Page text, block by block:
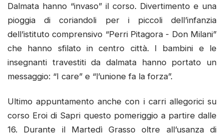
Dalmata hanno “invaso” il corso. Divertimento e una
pioggia di coriandoli per i piccoli dell’infanzia
dell’istituto comprensivo “Perri Pitagora - Don Milani”
che hanno sfilato in centro città. I bambini e le
insegnanti travestiti da dalmata hanno portato un
messaggio: “I care” e “l’unione fa la forza”.
Ultimo appuntamento anche con i carri allegorici su
corso Eroi di Sapri questo pomeriggio a partire dalle
16. Durante il Martedì Grasso oltre all’usanza di